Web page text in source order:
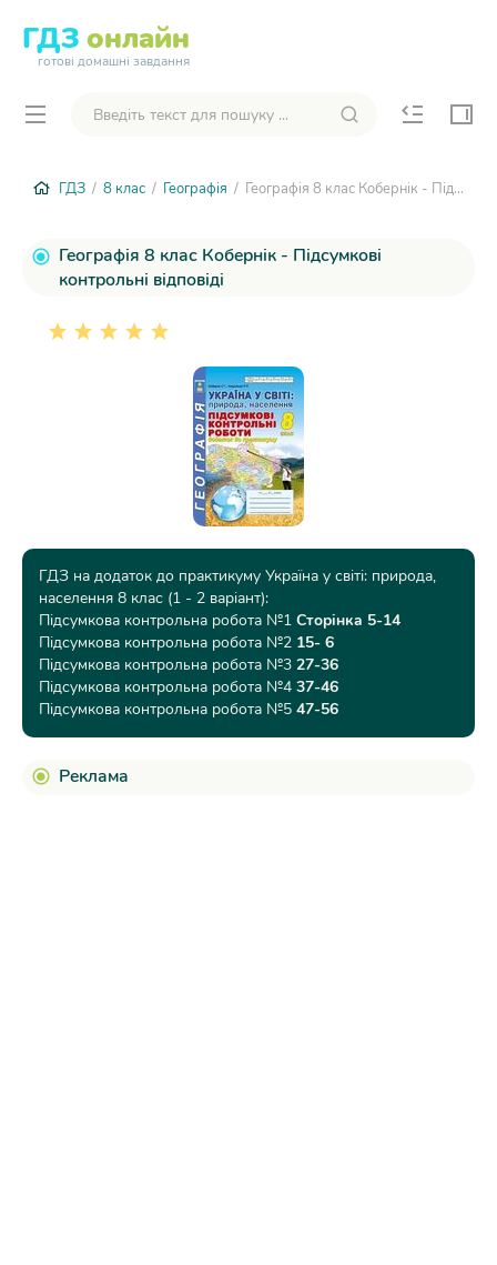
ГДЗ онлайн
готові домашні завдання
ГДЗ / 8 клас / Географія / Географія 8 клас Кобернік - Підсумкові контрольні
Географія 8 клас Кобернік - Підсумкові
контрольні відповіді
ГДЗ на додаток до практикуму Україна у світі: природа,
населення 8 клас (1 - 2 варіант):
Підсумкова контрольна робота №1 Сторінка 5-14
Підсумкова контрольна робота №2 15- 6
Підсумкова контрольна робота №3 27-36
Підсумкова контрольна робота №4 37-46
Підсумкова контрольна робота №5 47-56
Реклама